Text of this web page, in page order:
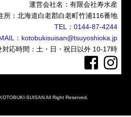
運営会社名： 有限会社寿水産
所：北海道白老郡白老町竹浦116番地
TEL：0144-87-4244
：kotobukisuisan@tsuyoshioka.jp
対応時間：土・日・祝日以外 10-17時
SUISAN All Right Reserved.